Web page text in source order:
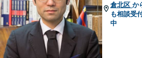
倉北区 か
も相談受
中